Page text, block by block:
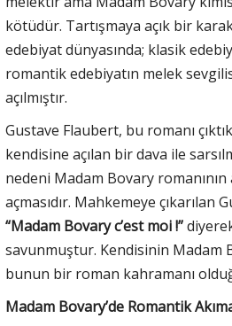
kötüdür. Tartışmaya açık bir
edebiyat dünyasında; klasik
romantik edebiyatın melek
açılmıştır.
Gustave Flaubert, bu romanı
kendisine açılan bir dava ile
nedeni Madam Bovary
açmasıdır. Mahkemeye çıkarılan
“Madam Bovary c’est moi !”
savunmuştur. Kendisinin Madam
bunun bir roman kahramanı
Madam Bovary’de Romantik